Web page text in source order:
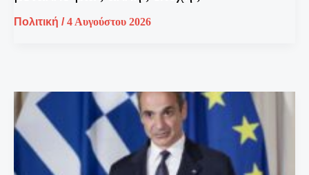
Πολιτική /4 Αυγούστου 2026